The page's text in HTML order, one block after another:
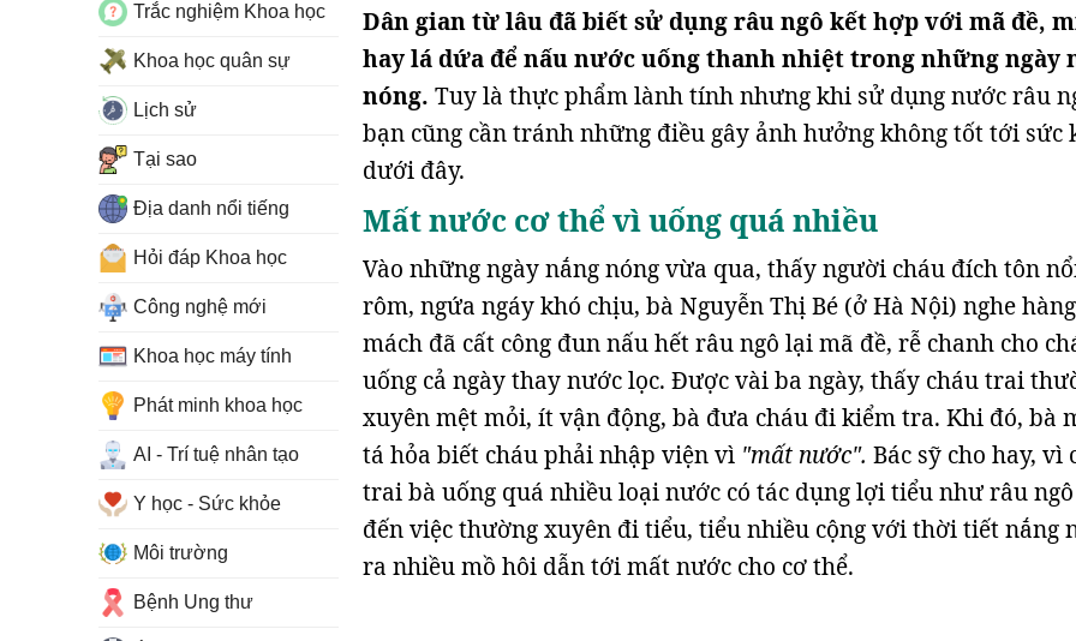
Dân gian từ lâu đã biết sử dụng râu ngô kết hợp với mã đề,
hay lá dứa để nấu nước uống thanh nhiệt trong những ngày
nóng. Tuy là thực phẩm lành tính nhưng khi sử dụng nước râu
bạn cũng cần tránh những điều gây ảnh hưởng không tốt tới sức
dưới đây.
Mất nước cơ thể vì uống quá nhiều
Vào những ngày nắng nóng vừa qua, thấy người cháu đích tôn
rôm, ngứa ngáy khó chịu, bà Nguyễn Thị Bé (ở Hà Nội) nghe
mách đã cất công đun nấu hết râu ngô lại mã đề, rễ chanh cho
uống cả ngày thay nước lọc. Được vài ba ngày, thấy cháu trai
xuyên mệt mỏi, ít vận động, bà đưa cháu đi kiểm tra. Khi đó, bà
tá hỏa biết cháu phải nhập viện vì "mất nước". Bác sỹ cho hay, vì
trai bà uống quá nhiều loại nước có tác dụng lợi tiểu như râu
đến việc thường xuyên đi tiểu, tiểu nhiều cộng với thời tiết nắng
ra nhiều mồ hôi dẫn tới mất nước cho cơ thể.
Trắc nghiệm Khoa học
Khoa học quân sự
Lịch sử
Tại sao
Địa danh nổi tiếng
Hỏi đáp Khoa học
Công nghệ mới
Khoa học máy tính
Phát minh khoa học
AI - Trí tuệ nhân tạo
Y học - Sức khỏe
Môi trường
Bệnh Ung thư